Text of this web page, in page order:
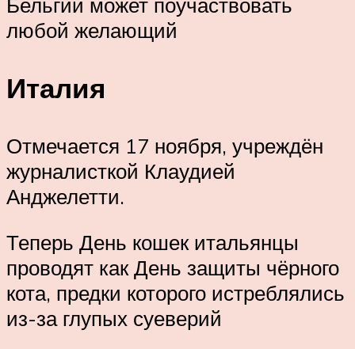
любой желающий
Италия
Отмечается 17 ноября, учреждён
журналисткой Клаудией
Анджелетти.
Теперь День кошек итальянцы
проводят как День защиты чёрного
кота, предки которого истреблялись
из-за глупых суеверий